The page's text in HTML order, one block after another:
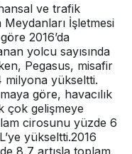
ve trafik
Meydanları İşletmesi
2016’da
yolcu sayısında
Pegasus, misafir
milyona yükseltti.
göre, havacılık
çok gelişmeye
cirosunu yüzde 6
yükseltti.2016
8,7 artışla toplam